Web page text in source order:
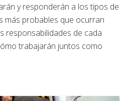
y responderán a los tipos de
más probables que ocurran
responsabilidades de cada
trabajarán juntos como